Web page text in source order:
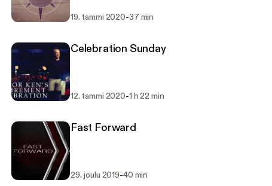
19. tammi 2020-37 min
Celebration Sunday
12. tammi 2020-1 h 22 min
Fast Forward
29. joulu 2019-40 min